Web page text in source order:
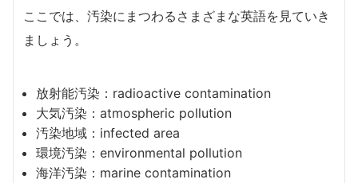
ここでは、汚染にまつわるさまざまな英語を見ていき
ましょう。
放射能汚染：radioactive contamination
大気汚染：atmospheric pollution
汚染地域：infected area
環境汚染：environmental pollution
海洋汚染：marine contamination